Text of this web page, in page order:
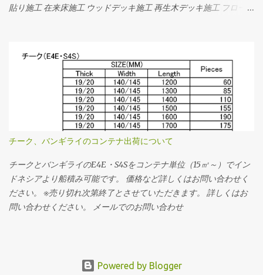
貼り施工 在来床施工 ウッドデッキ施工 再生木デッキ施工 フローリ
チーク、バンギライのコンテナ出荷について
チークとバンギライのE4E・S4Sをコンテナ単位（15㎥～）でイン
ドネシアより船積み可能です。 価格など詳しくはお問い合わせく
ださい。 ※売り切れ次第終了とさせていただきます。 詳しくはお
問い合わせください。 メールでのお問い合わせ
Powered by Blogger